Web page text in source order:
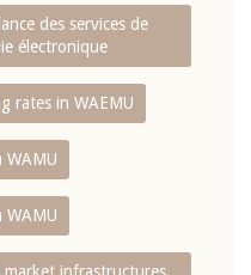
des services de
électronique
rates in WAEMU
WAMU
WAMU